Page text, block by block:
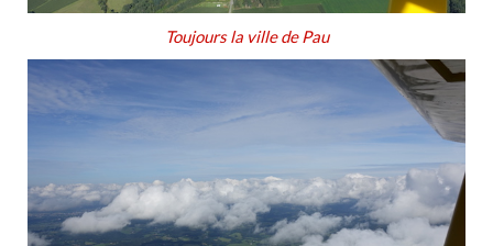
Toujours la ville de Pau